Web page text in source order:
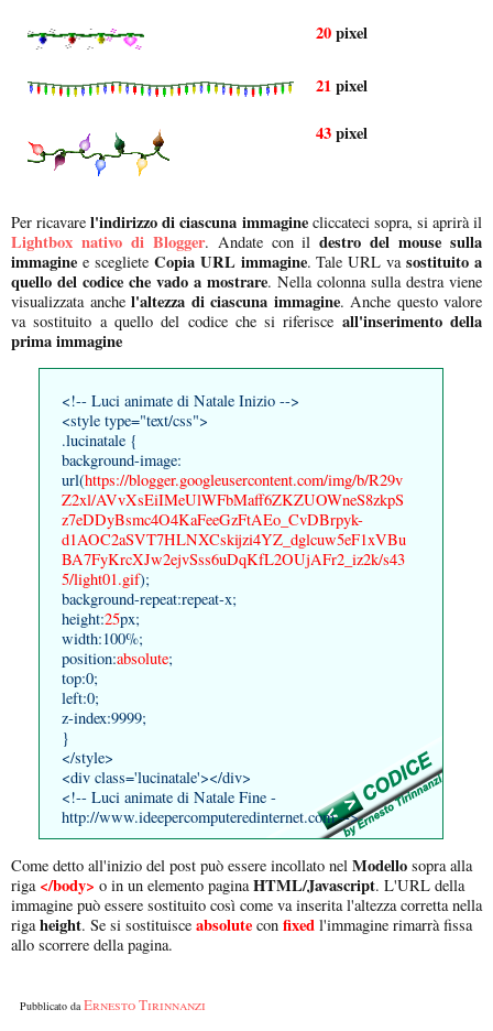
20pixel
21pixel
43pixel
Per ricavare l'indirizzo di ciascuna immaginecliccateci sopra, si aprirà il
Lightbox nativo di Blogger. Andate con ildestro del mouse sulla
immagine e scegliete Copia URL immagine. Tale URL vasostituito a
quello del codice che vado a mostrare. Nella colonna sulla destra viene
visualizzata anchel'altezza di ciascuna immagine. Anche questo valore
va sostituito a quello del codice che si riferisce all'inserimento della
prima immagine
<!-- Luci animate di Natale Inizio -->
<style type="text/css">
.lucinatale {
background-image:
url(https://blogger.googleusercontent.com/img/b/R29v
Z2xl/AVvXsEiIMeUlWFbMaff6ZKZUOWneS8zkpS
z7eDDyBsmc4O4KaFeeGzFtAEo_CvDBrpyk-
d1AOC2aSVT7HLNXCskijzi4YZ_dglcuw5eF1xVBu
BA7FyKrcXJw2ejvSss6uDqKfL2OUjAFr2_iz2k/s43
5/light01.gif);
background-repeat:repeat-x;
height:25px;
width:100%;
position:absolute;
top:0;
left:0;
z-index:9999;
}
</style>
<div class='lucinatale'></div>
<!-- Luci animate di Natale Fine -
http://www.ideepercomputeredinternet.com -->
Come detto all'inizio del post può essere incollato nel Modello sopra alla
riga </body> o in un elemento paginaHTML/Javascript. L'URL della
immagine può essere sostituito così come va inserita l'altezza corretta nella
rigaheight. Se si sostituisce absolute con fixed l'immagine rimarrà fissa
allo scorrere della pagina.
Pubblicato daErnesto Tirinnanzi